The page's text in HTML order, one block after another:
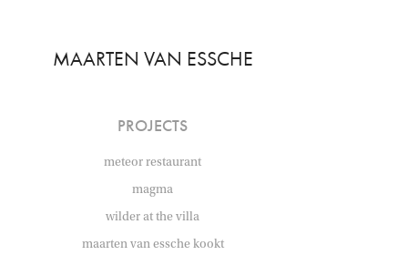
MAARTEN VAN ESSCHE
PROJECTS
meteor restaurant
magma
wilder at the villa
maarten van essche kookt